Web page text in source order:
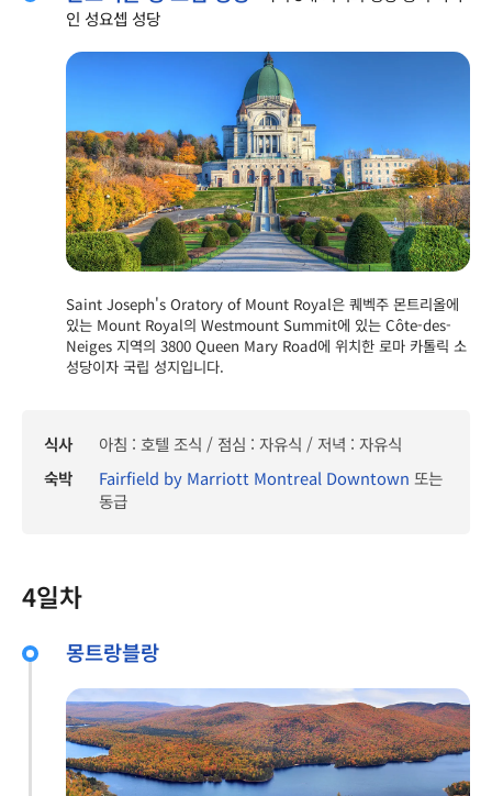
인 성요셉 성당
Saint Joseph's Oratory of Mount Royal은 퀘벡주 몬트리올에
있는 Mount Royal의 Westmount Summit에 있는 Côte-des-
Neiges 지역의 3800 Queen Mary Road에 위치한 로마 카톨릭 소
성당이자 국립 성지입니다.
식사
아침 : 호텔 조식 / 점심 : 자유식 / 저녁 : 자유식
숙박
Fairfield by Marriott Montreal Downtown 또는
동급
4일차
몽트랑블랑